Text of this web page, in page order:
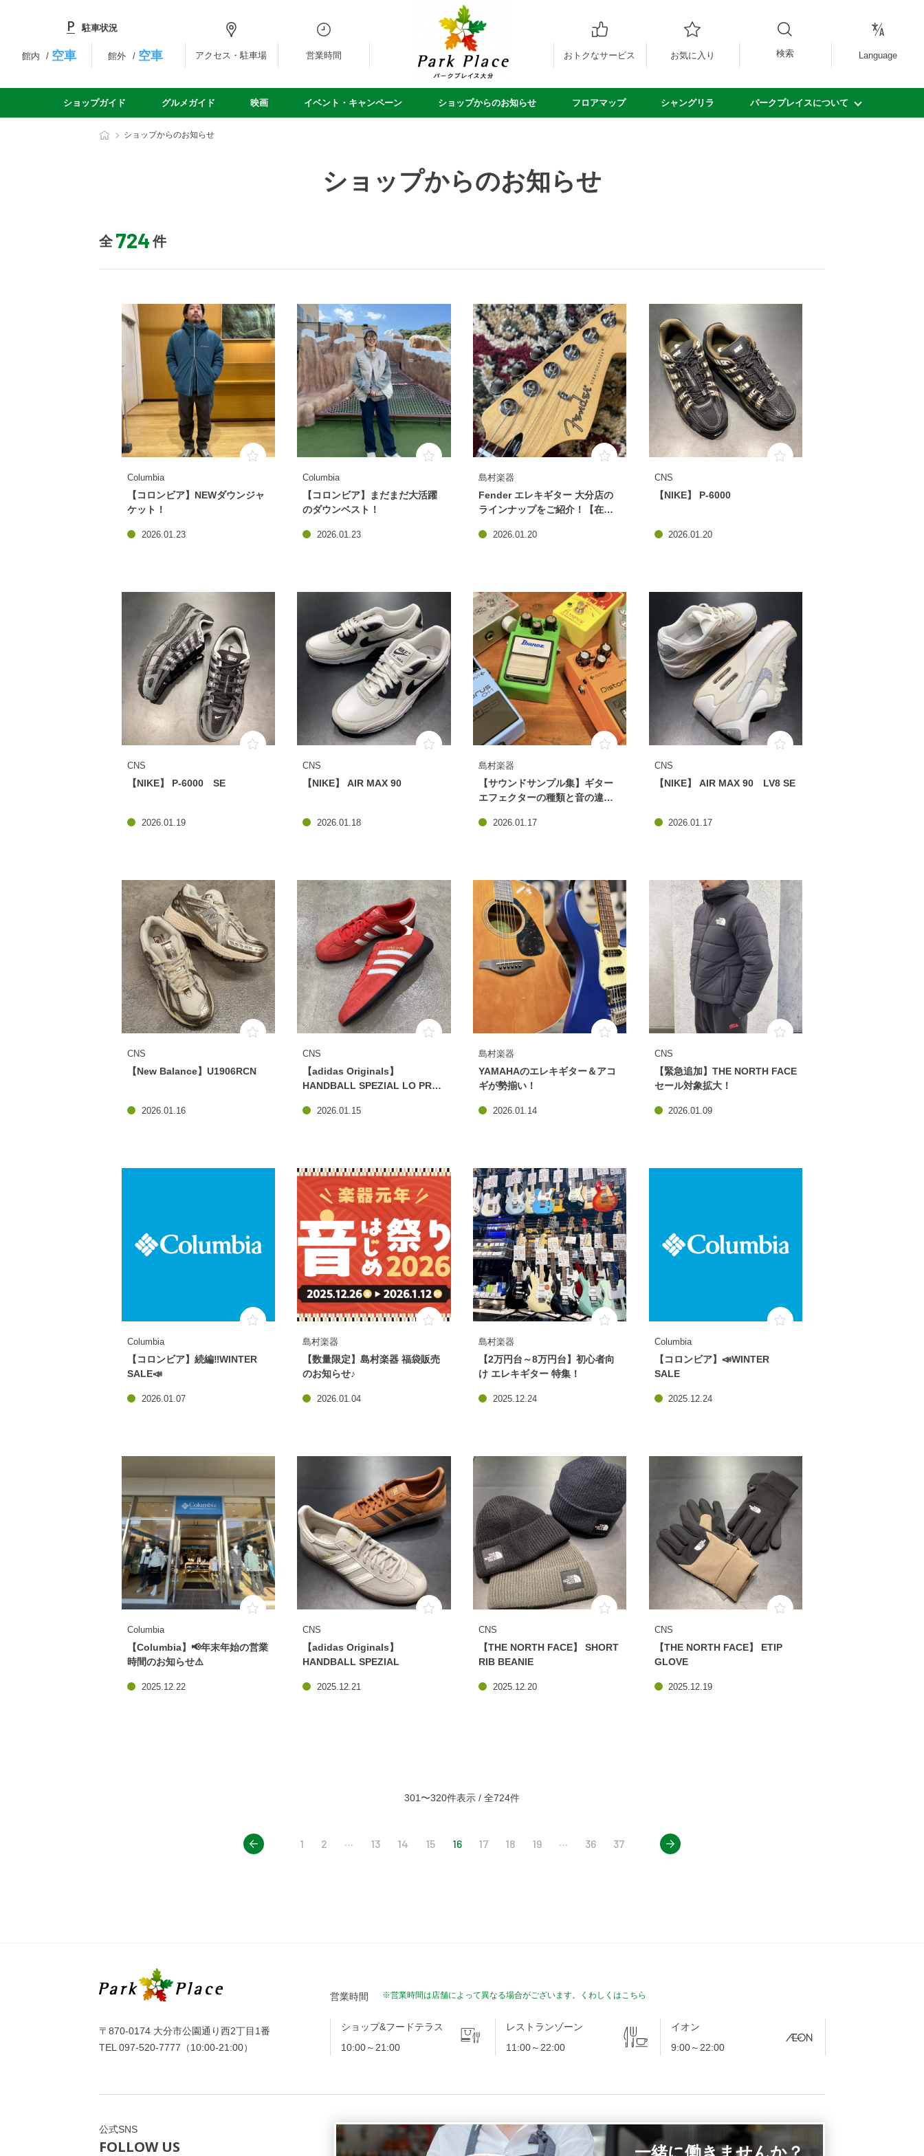
駐車状況
館内 空車 館外 空車 アクセス・駐車場 営業時間 おトクなサービス お気に入り 検索 Language
ショップガイド グルメガイド 映画 イベント・キャンペーン ショップからのお知らせ フロアマップ シャングリラ パークプレイスについて
ショップからのお知らせ
ショップからのお知らせ
全 724 件
Columbia
【コロンビア】NEWダウンジャ
ケット！
2026.01.23
Columbia
【コロンビア】まだまだ大活躍
のダウンベスト！
2026.01.23
島村楽器
Fender エレキギター 大分店の
ラインナップをご紹介！【在庫
2026.01.20
CNS
【NIKE】 P-6000
2026.01.20
CNS
【NIKE】 P-6000 SE
2026.01.19
CNS
【NIKE】 AIR MAX 90
2026.01.18
島村楽器
【サウンドサンプル集】ギター
エフェクターの種類と音の違い
2026.01.17
CNS
【NIKE】 AIR MAX 90 LV8 SE
2026.01.17
CNS
【New Balance】U1906RCN
2026.01.16
CNS
【adidas Originals】
HANDBALL SPEZIAL LO PRO
2026.01.15
島村楽器
YAMAHAのエレキギター＆アコ
ギが勢揃い！
2026.01.14
CNS
【緊急追加】THE NORTH FACE
セール対象拡大！
2026.01.09
Columbia
【コロンビア】続編‼️WINTER
SALE📣
2026.01.07
島村楽器
【数量限定】島村楽器 福袋販売
のお知らせ♪
2026.01.04
島村楽器
【2万円台～8万円台】初心者向
け エレキギター 特集！
2025.12.24
Columbia
【コロンビア】📣WINTER
SALE
2025.12.24
Columbia
【Columbia】📢年末年始の営業
時間のお知らせ⚠️
2025.12.22
CNS
【adidas Originals】
HANDBALL SPEZIAL
2025.12.21
CNS
【THE NORTH FACE】 ​SHORT
RIB BEANIE
2025.12.20
CNS
【THE NORTH FACE】 ​ETIP
GLOVE
2025.12.19
301〜320件表示 / 全724件
prev 1 2 … 13 14 15 16 17 18 19 … 36 37 next
〒870-0174 大分市公園通り西2丁目1番
TEL 097-520-7777 （10:00-21:00）
営業時間 ※営業時間は店舗によって異なる場合がございます。くわしくはこちら
ショップ&フードテラス
10:00～21:00
レストランゾーン
11:00～22:00
イオン
9:00～22:00
公式SNS
FOLLOW US